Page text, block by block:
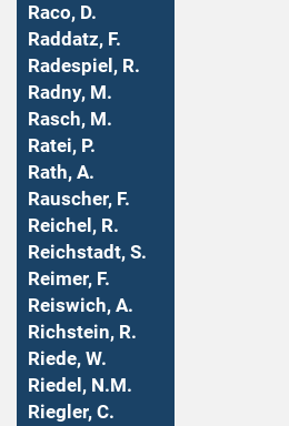
Raco, D.
Raddatz, F.
Radespiel, R.
Radny, M.
Rasch, M.
Ratei, P.
Rath, A.
Rauscher, F.
Reichel, R.
Reichstadt, S.
Reimer, F.
Reiswich, A.
Richstein, R.
Riede, W.
Riedel, N.M.
Riegler, C.